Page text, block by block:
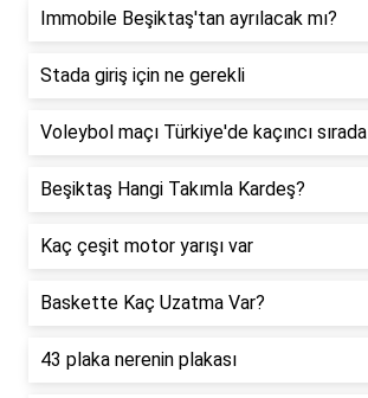
Immobile Beşiktaş'tan ayrılacak mı?
Stada giriş için ne gerekli
Voleybol maçı Türkiye'de kaçıncı sırada
Beşiktaş Hangi Takımla Kardeş?
Kaç çeşit motor yarışı var
Baskette Kaç Uzatma Var?
43 plaka nerenin plakası